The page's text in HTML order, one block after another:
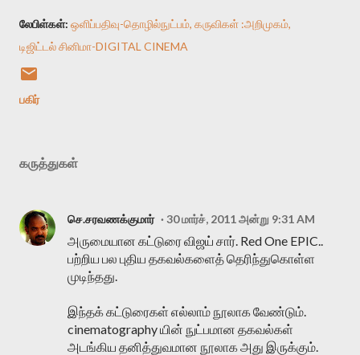
லேபிள்கள்: ஒளிப்பதிவு-தொழில்நுட்பம் கருவிகள் :அறிமுகம்
டிஜிட்டல் சினிமா-DIGITAL CINEMA
பகிர்
கருத்துகள்
செ.சரவணக்குமார் 30 மார்ச், 2011 அன்று 9:31 AM
அருமையான கட்டுரை விஜய் சார். Red One EPIC..
பற்றிய பல புதிய தகவல்களைத் தெரிந்துகொள்ள
முடிந்தது.
இந்தக் கட்டுரைகள் எல்லாம் நூலாக வேண்டும்.
cinematography யின் நுட்பமான தகவல்கள்
அடங்கிய தனித்துவமான நூலாக அது இருக்கும்.